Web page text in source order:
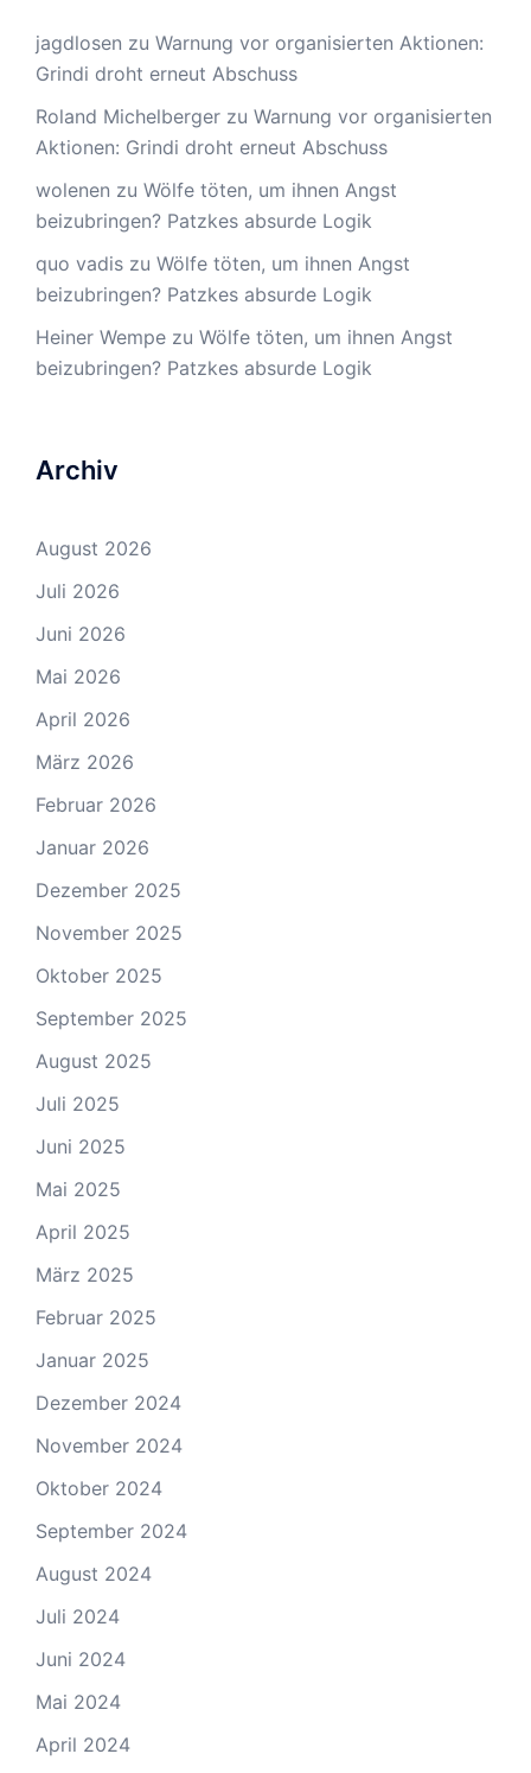
jagdlosen zu Warnung vor organisierten Aktionen:
Grindi droht erneut Abschuss
Roland Michelberger zu Warnung vor organisierten
Aktionen: Grindi droht erneut Abschuss
wolenen zu Wölfe töten, um ihnen Angst
beizubringen? Patzkes absurde Logik
quo vadis zu Wölfe töten, um ihnen Angst
beizubringen? Patzkes absurde Logik
Heiner Wempe zu Wölfe töten, um ihnen Angst
beizubringen? Patzkes absurde Logik
Archiv
August 2026
Juli 2026
Juni 2026
Mai 2026
April 2026
März 2026
Februar 2026
Januar 2026
Dezember 2025
November 2025
Oktober 2025
September 2025
August 2025
Juli 2025
Juni 2025
Mai 2025
April 2025
März 2025
Februar 2025
Januar 2025
Dezember 2024
November 2024
Oktober 2024
September 2024
August 2024
Juli 2024
Juni 2024
Mai 2024
April 2024